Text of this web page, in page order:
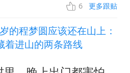
6 更多跟贴
的程梦圆应该还在山上：
着进山的两条路线